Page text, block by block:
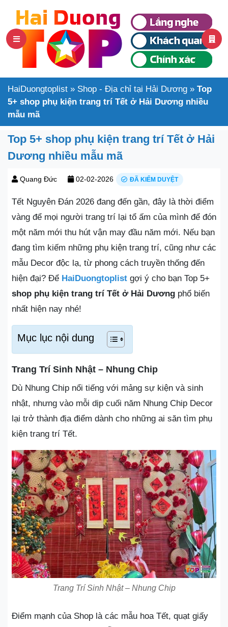
HaiDuongtoplist » Shop - Địa chỉ tại Hải Dương » Top
5+ shop phụ kiện trang trí Tết ở Hải Dương nhiều
mẫu mã
Top 5+ shop phụ kiện trang trí Tết ở Hải
Dương nhiều mẫu mã
Quang Đức 02-02-2026 ĐÃ KIỂM DUYỆT
Tết Nguyên Đán 2026 đang đến gần, đây là thời điểm
vàng để mọi người trang trí lại tổ ấm của mình để đón
một năm mới thu hút vận may đầu năm mới. Nếu bạn
đang tìm kiếm những phụ kiện trang trí, cũng như các
mẫu Decor độc lạ, từ phong cách truyền thống đến
hiện đại? Để HaiDuongtoplist gợi ý cho bạn Top 5+
shop phụ kiện trang trí Tết ở Hải Dương phổ biến
nhất hiện nay nhé!
Mục lục nội dung
Trang Trí Sinh Nhật – Nhung Chip
Dù Nhung Chip nổi tiếng với mảng sự kiện và sinh
nhật, nhưng vào mỗi dịp cuối năm Nhung Chip Decor
lại trở thành địa điểm dành cho những ai săn tìm phụ
kiện trang trí Tết.
Trang Trí Sinh Nhật – Nhung Chip
Điểm mạnh của Shop là các mẫu hoa Tết, quạt giấy